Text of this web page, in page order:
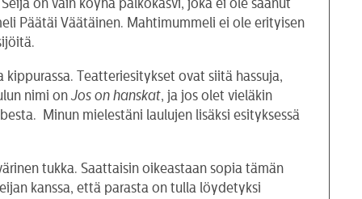
on vain köyhä palkokasvi, joka ei ole saanut
Päätäi Väätäinen. Mahtimummeli ei ole erityisen
Teatteriesitykset ovat siitä hassuja,
nimi onJos on hanskat, ja jos olet vieläkin
Minun mielestäni laulujen lisäksi esityksessä
tukka. Saattaisin oikeastaan sopia tämän
kanssa, että parasta on tulla löydetyksi